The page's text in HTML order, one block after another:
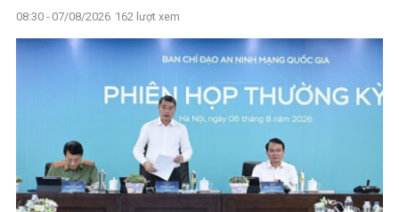
08:30 - 07/08/2026 162 lượt xem